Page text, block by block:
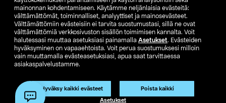
mainonnan kohdentamiseen. Käytämme neljänlaisia evästeitä:
välttämättömät, toiminnalliset, analyyttiset ja mainosevästeet.
Välttämättömiin evästeisiin ei tarvita suostumustasi, sillä ne ovat
välttämättömiä verkkosivuston sisällön toimimisen kannalta. Voit
halutessasi muuttaa asetuksiasi painamalla Asetukset. Evästeiden
hyväksyminen on vapaaehtoista. Voit perua suostumuksesi milloin
vain muuttamalla evästeasetuksiasi, apua saat tarvittaessa
asiakaspalvelustamme.
Hyväksy kaikki evästeet Poista kaikki
Asetukset
Tuote on poistunut
Tuotenro:59-1001-195
FI SV
Näytä hinnat ilman ALV:a